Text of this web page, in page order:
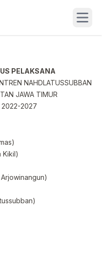
PELAKSANA
NAHDLATUSSUBBAN
JAWA TIMUR
2022-2027
Kikil)